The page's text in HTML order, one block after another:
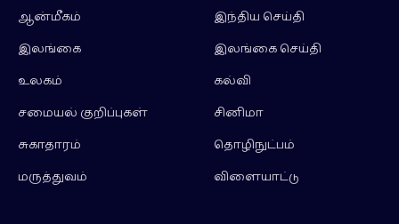
ஆன்மீகம்
இந்திய செய்தி
இலங்கை
இலங்கை செய்தி
உலகம்
கல்வி
சமையல் குறிப்புகள்
சினிமா
சுகாதாரம்
தொழிநுட்பம்
மருத்துவம்
விளையாட்டு